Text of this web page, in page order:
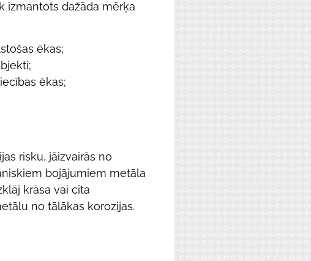
izmantots dažāda mērķa
ēkas;
ēkas;
risku, jāizvairās no
bojājumiem metāla
krāsa vai cita
no tālākas korozijas.